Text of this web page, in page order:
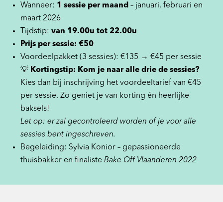
Wanneer: 1 sessie per maand– januari, februari en
maart 2026
Tijdstip:van 19.00u tot 22.00u
Prijs per sessie: €50
Voordeelpakket (3 sessies): €135 → €45 per sessie
💡 Kortingstip: Kom je naar alle drie de sessies?
Kies dan bij inschrijving het voordeeltarief van €45
per sessie. Zo geniet je van korting én heerlijke
baksels!
Let op: er zal gecontroleerd worden of je voor alle
sessies bent ingeschreven.
Begeleiding: Sylvia Konior – gepassioneerde
thuisbakker en finalisteBake Off Vlaanderen 2022